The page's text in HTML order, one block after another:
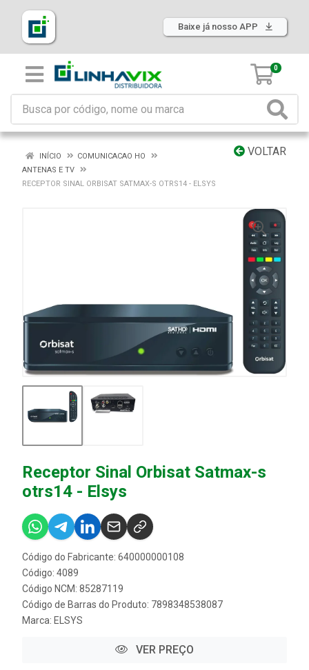
Baixe já nosso APP
0
VOLTAR
INÍCIO
COMUNICACAO HO
ANTENAS E TV
RECEPTOR SINAL ORBISAT SATMAX-S OTRS14 - ELSYS
Receptor Sinal Orbisat Satmax-s
otrs14 - Elsys
Código do Fabricante: 640000000108
Código: 4089
Código NCM: 85287119
Código de Barras do Produto: 7898348538087
Marca: ELSYS
VER PREÇO